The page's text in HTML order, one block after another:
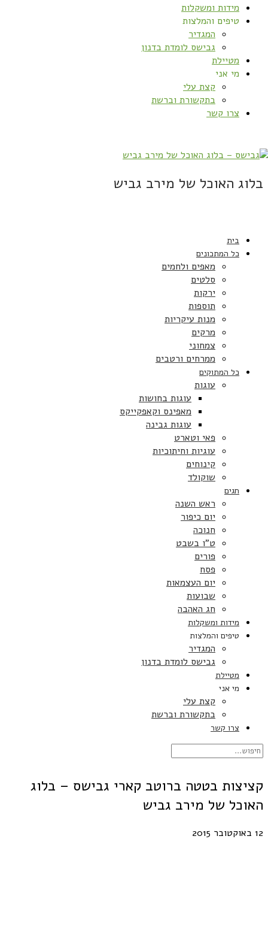
מידות ומשקלות
טיפים והמלצות
המגדיר
גבישס לומדת בדנון
מטיילת
מי אני
קצת עלי
בתקשורת וברשת
צרו קשר
בלוג האוכל של מירב גביש
בית
כל המתכונים
מאפים ולחמים
סלטים
ירקות
תוספות
מנות עיקריות
מרקים
צמחוני
ממרחים ורטבים
כל המתוקים
עוגות
עוגות בחושות
מאפינס וקאפקייקס
עוגות גבינה
פאי וטארט
עוגיות וחיתוכיות
קינוחים
שוקולד
חגים
ראש השנה
יום כיפור
חנוכה
ט”ו בשבט
פורים
פסח
יום העצמאות
שבועות
חג האהבה
מידות ומשקלות
טיפים והמלצות
המגדיר
גבישס לומדת בדנון
מטיילת
מי אני
קצת עלי
בתקשורת וברשת
צרו קשר
קציצות בטטה ברוטב קארי גבישס – בלוג
האוכל של מירב גביש
12 באוקטובר 2015